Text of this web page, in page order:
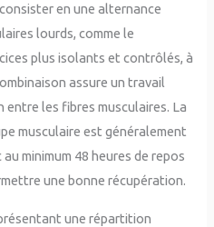
en une alternance
lourds, comme le
plus isolants et contrôlés, à
assure un travail
les fibres musculaires. La
musculaire est généralement
minimum 48 heures de repos
une bonne récupération.
une répartition